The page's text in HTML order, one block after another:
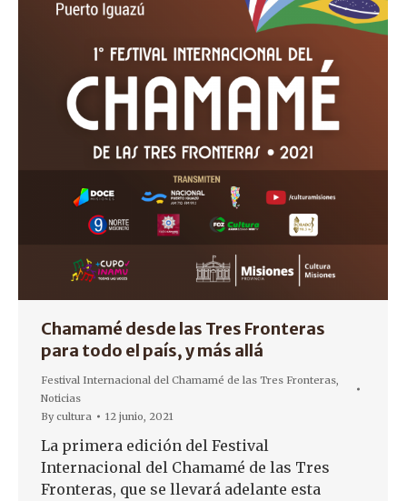
Chamamé desde las Tres Fronteras
para todo el país, y más allá
Festival Internacional del Chamamé de las Tres Fronteras,
Noticias
Bycultura 12 junio, 2021
La primera edición del Festival
Internacional del Chamamé de las Tres
Fronteras, que se llevará adelante esta